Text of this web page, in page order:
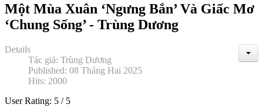
Một Mùa Xuân ‘Ngưng Bắn’ Và Giấc Mơ
‘Chung Sống’ - Trùng Dương
Details
Tác giả: Trùng Dương
Published: 08 Tháng Hai 2025
Hits: 2000
User Rating: 5 / 5